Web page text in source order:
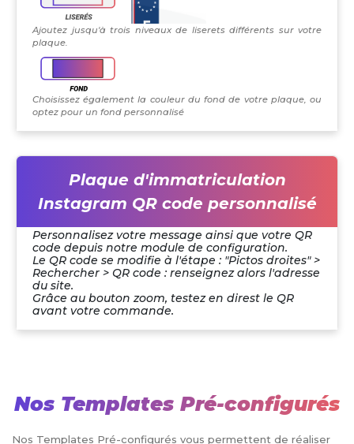
Ajoutez jusqu'à trois niveaux de liserets différents sur votre
plaque.
Choisissez également la couleur du fond de votre plaque, ou
optez pour un fond personnalisé
Plaque d'immatriculation
Instagram QR code personnalisé
Personnalisez votre message ainsi que votre QR
code depuis notre module de configuration.
Le QR code se modifie à l'étape : "Pictos droites" >
Rechercher > QR code : renseignez alors l'adresse
du site.
Grâce au bouton zoom, testez en direst le QR
avant votre commande.
Nos Templates Pré-configurés
Nos Templates Pré-configurés vous permettent de réaliser